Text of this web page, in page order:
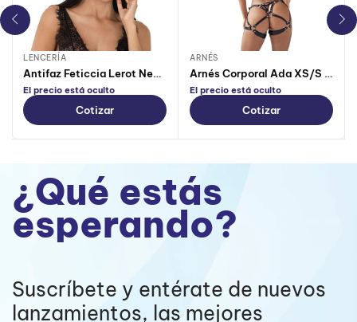
LENCERÍA
Antifaz Feticcia Lerot Negro
El precio está oculto
Cotizar
ARNÉS
Arnés Corporal Ada XS/S (Sin Caja)
El precio está oculto
Cotizar
¿Qué estás
esperando?
Suscríbete y entérate de nuevos
lanzamientos, las mejores